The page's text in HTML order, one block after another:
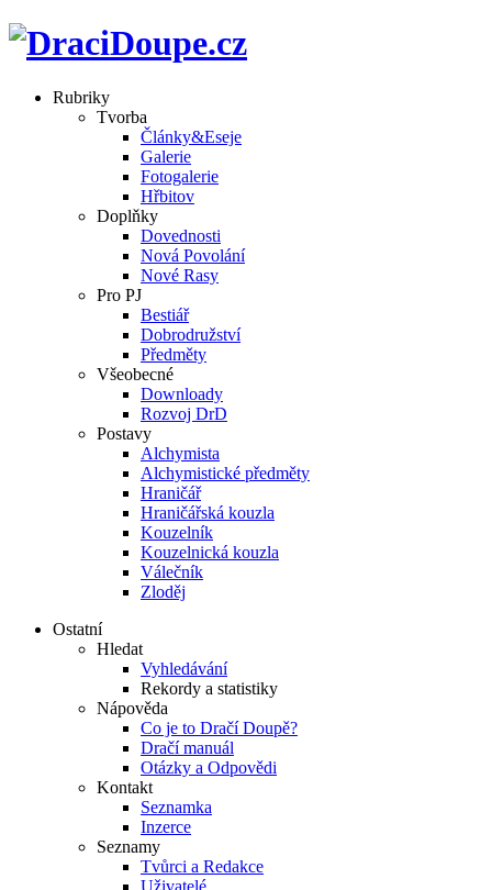
Rubriky
Tvorba
Články&Eseje
Galerie
Fotogalerie
Hřbitov
Doplňky
Dovednosti
Nová Povolání
Nové Rasy
Pro PJ
Bestiář
Dobrodružství
Předměty
Všeobecné
Downloady
Rozvoj DrD
Postavy
Alchymista
Alchymistické předměty
Hraničář
Hraničářská kouzla
Kouzelník
Kouzelnická kouzla
Válečník
Zloděj
Ostatní
Hledat
Vyhledávání
Rekordy a statistiky
Nápověda
Co je to Dračí Doupě?
Dračí manuál
Otázky a Odpovědi
Kontakt
Seznamka
Inzerce
Seznamy
Tvůrci a Redakce
Uživatelé